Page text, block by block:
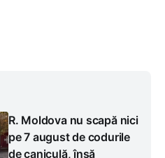
R. Moldova nu scapă nici
pe 7 august de codurile
de caniculă, însă